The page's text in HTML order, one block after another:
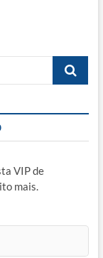
Busca
VIP de
mais.